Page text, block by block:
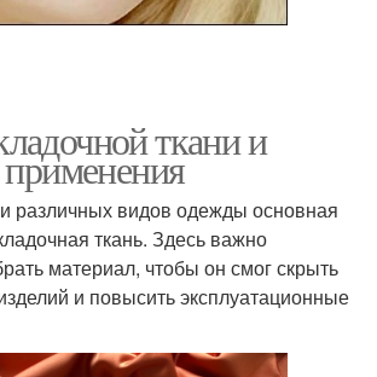
ткани и
применения
различных видов одежды основная
ткань. Здесь важно
материал, чтобы он смог скрыть
и повысить эксплуатационные